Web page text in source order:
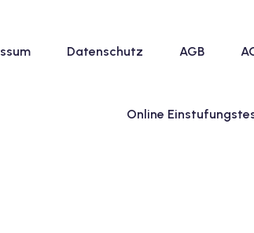
Datenschutz AGB
Online